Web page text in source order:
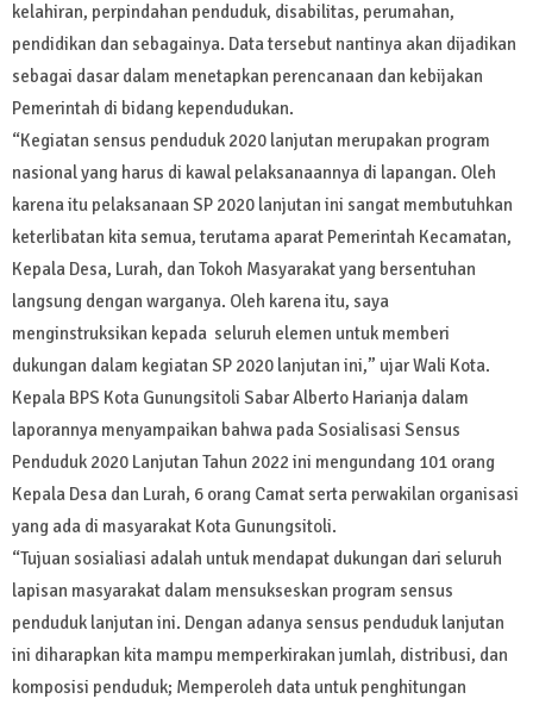
kelahiran, perpindahan penduduk, disabilitas, perumahan,
pendidikan dan sebagainya. Data tersebut nantinya akan dijadikan
sebagai dasar dalam menetapkan perencanaan dan kebijakan
Pemerintah di bidang kependudukan.
“Kegiatan sensus penduduk 2020 lanjutan merupakan program
nasional yang harus di kawal pelaksanaannya di lapangan. Oleh
karena itu pelaksanaan SP 2020 lanjutan ini sangat membutuhkan
keterlibatan kita semua, terutama aparat Pemerintah Kecamatan,
Kepala Desa, Lurah, dan Tokoh Masyarakat yang bersentuhan
langsung dengan warganya. Oleh karena itu, saya
menginstruksikan kepada seluruh elemen untuk memberi
dukungan dalam kegiatan SP 2020 lanjutan ini,” ujar Wali Kota.
Kepala BPS Kota Gunungsitoli Sabar Alberto Harianja dalam
laporannya menyampaikan bahwa pada Sosialisasi Sensus
Penduduk 2020 Lanjutan Tahun 2022 ini mengundang 101 orang
Kepala Desa dan Lurah, 6 orang Camat serta perwakilan organisasi
yang ada di masyarakat Kota Gunungsitoli.
“Tujuan sosialiasi adalah untuk mendapat dukungan dari seluruh
lapisan masyarakat dalam mensukseskan program sensus
penduduk lanjutan ini. Dengan adanya sensus penduduk lanjutan
ini diharapkan kita mampu memperkirakan jumlah, distribusi, dan
komposisi penduduk; Memperoleh data untuk penghitungan